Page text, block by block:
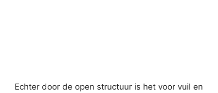
Echter door de open structuur is het voor vuil en